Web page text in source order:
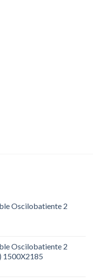
Oscilobatiente 2
Oscilobatiente 2
1500X2185